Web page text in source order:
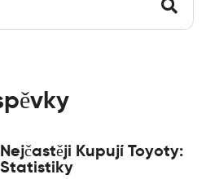
Kupují Toyoty: